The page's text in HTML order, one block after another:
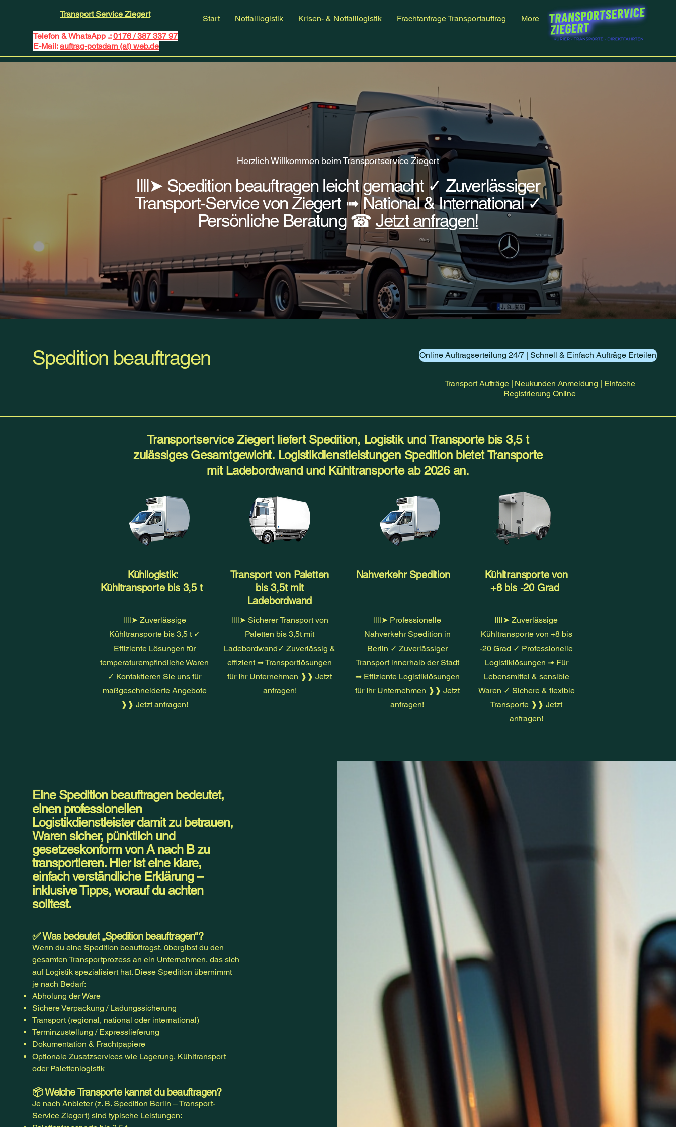
Transport Service Ziegert
Telefon & WhatsApp .:0176 / 387 337 97
E-Mail:auftrag-potsdam (at) web.de
Start Notfalllogistik Krisen- & Notfalllogistik Frachtanfrage Transportauftrag More
Herzlich Willkommen beim Transportservice Ziegert
llll➤ Spedition beauftragen leicht gemacht ✓ Zuverlässiger
Transport-Service von Ziegert ➟ National & International ✓
Persönliche Beratung ☎ Jetzt anfragen!
Spedition beauftragen Online Auftragserteilung 24/7 | Schnell & Einfach Aufträge Erteilen
Transport Aufträge | Neukunden Anmeldung | Einfache
Registrierung Online
Transportservice Ziegert liefert Spedition, Logistik und Transporte bis 3,5 t
zulässiges Gesamtgewicht. Logistikdienstleistungen Spedition bietet Transporte
mit Ladebordwand und Kühltransporte ab 2026 an.
Kühllogistik:
Kühltransporte bis 3,5 t
llll➤ Zuverlässige
Kühltransporte bis 3,5 t ✓
Effiziente Lösungen für
temperaturempfindliche Waren
✓ Kontaktieren Sie uns für
maßgeschneiderte Angebote
❱❱ Jetzt anfragen!
Transport von Paletten
bis 3,5t mit
Ladebordwand
llll➤ Sicherer Transport von
Paletten bis 3,5t mit
Ladebordwand✓ Zuverlässig &
effizient ➟ Transportlösungen
für Ihr Unternehmen ❱❱ Jetzt
anfragen!
Nahverkehr Spedition
llll➤ Professionelle
Nahverkehr Spedition in
Berlin ✓ Zuverlässiger
Transport innerhalb der Stadt
➟ Effiziente Logistiklösungen
für Ihr Unternehmen ❱❱ Jetzt
anfragen!
Kühltransporte von
+8 bis -20 Grad
llll➤ Zuverlässige
Kühltransporte von +8 bis
-20 Grad ✓ Professionelle
Logistiklösungen ➟ Für
Lebensmittel & sensible
Waren ✓ Sichere & flexible
Transporte ❱❱ Jetzt
anfragen!
Eine Spedition beauftragen bedeutet,
einen professionellen
Logistikdienstleister damit zu betrauen,
Waren sicher, pünktlich und
gesetzeskonform von A nach B zu
transportieren. Hier ist eine klare,
einfach verständliche Erklärung –
inklusive Tipps, worauf du achten
solltest.
✅ Was bedeutet „Spedition beauftragen“?
Wenn du eine Spedition beauftragst, übergibst du den
gesamten Transportprozess an ein Unternehmen, das sich
auf Logistik spezialisiert hat. Diese Spedition übernimmt
je nach Bedarf:
Abholung der Ware
Sichere Verpackung / Ladungssicherung
Transport (regional, national oder international)
Terminzustellung / Expresslieferung
Dokumentation & Frachtpapiere
Optionale Zusatzservices wie Lagerung, Kühltransport
oder Palettenlogistik
📦 Welche Transporte kannst du beauftragen?
Je nach Anbieter (z. B. Spedition Berlin – Transport-
Service Ziegert) sind typische Leistungen: